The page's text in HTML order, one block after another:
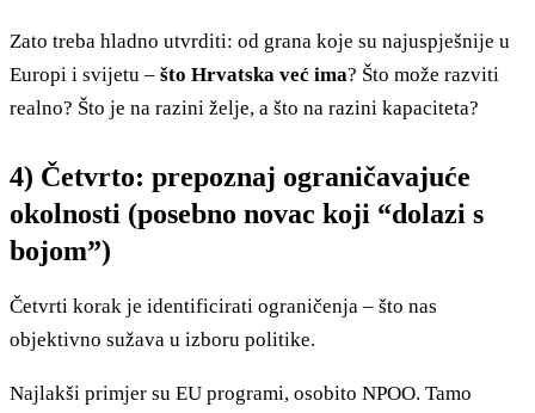
Zato treba hladno utvrditi: od grana koje su najuspješnije u
Europi i svijetu – što Hrvatska već ima? Što može razviti
realno? Što je na razini želje, a što na razini kapaciteta?
4) Četvrto: prepoznaj ograničavajuće
okolnosti (posebno novac koji “dolazi s
bojom”)
Četvrti korak je identificirati ograničenja – što nas
objektivno sužava u izboru politike.
Najlakši primjer su EU programi, osobito NPOO. Tamo